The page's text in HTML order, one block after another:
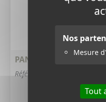
Nos
Mesure
Tout
PANNEAU SOLAIRE 15
Référence : 406V